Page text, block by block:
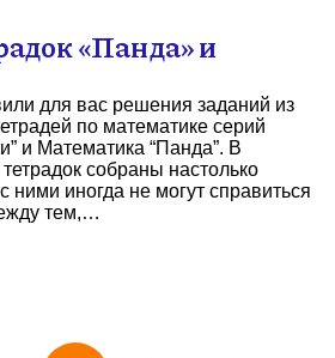
«Панда» и
для вас решения заданий из
по математике серий
и Математика “Панда”. В
собраны настолько
ними иногда не могут справиться
тем,…